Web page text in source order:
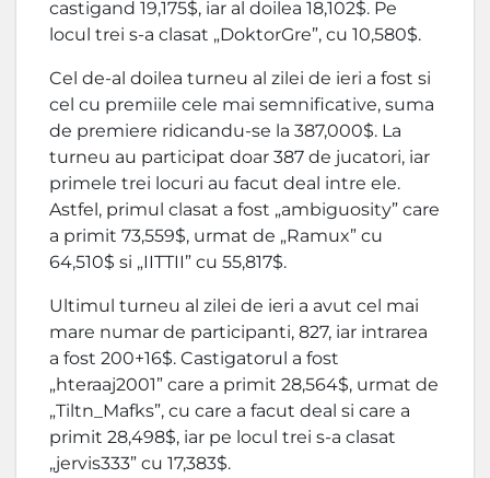
castigand 19,175$, iar al doilea 18,102$. Pe
locul trei s-a clasat „DoktorGre”, cu 10,580$.
Cel de-al doilea turneu al zilei de ieri a fost si
cel cu premiile cele mai semnificative, suma
de premiere ridicandu-se la 387,000$. La
turneu au participat doar 387 de jucatori, iar
primele trei locuri au facut deal intre ele.
Astfel, primul clasat a fost „ambiguosity” care
a primit 73,559$, urmat de „Ramux” cu
64,510$ si „IITTII” cu 55,817$.
Ultimul turneu al zilei de ieri a avut cel mai
mare numar de participanti, 827, iar intrarea
a fost 200+16$. Castigatorul a fost
„hteraaj2001” care a primit 28,564$, urmat de
„Tiltn_Mafks”, cu care a facut deal si care a
primit 28,498$, iar pe locul trei s-a clasat
„jervis333” cu 17,383$.